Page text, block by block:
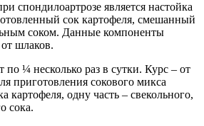
спондилоартрозе является настойка
сок картофеля, смешанный
соком. Данные компоненты
шлаков.
по ¼ несколько раз в сутки. Курс – от
приготовления сокового микса
картофеля, одну часть – свекольного,
сока.